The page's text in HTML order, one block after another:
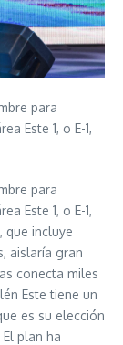
para
Este 1, o E-1,
para
Este 1, o E-1,
que incluye
aislaría gran
conecta miles
Este tiene un
es su elección
plan ha